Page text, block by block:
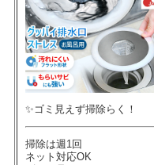
✨ゴミ見えず掃除らく！
掃除は週1回
ネット対応OK